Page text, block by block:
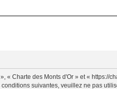
Charte des Monts d'Or » et « https://
suivantes, veuillez ne pas